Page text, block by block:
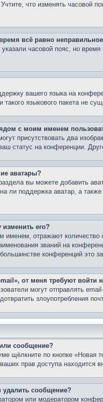
что изменять часовой
всё равно
часовой пояс, но
вашего языка на
такого языкового пакета не
с моим именем
присутствовать два
статус на конференции.
аватары?
вы можете добавить
ли поддержка аватар, а
изменить его?
именем, отражают
званий на
конференций это
от меня требуют войти
могут отправлять
злоупотребления
сообщение?
щёлкните по кнопке «Новая
прав доступа
удалить сообщение?
или модератором